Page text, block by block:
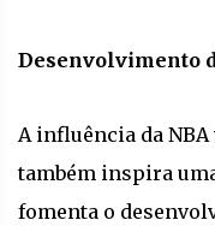
Desenvolvimento
A influência da
também inspira
fomenta o